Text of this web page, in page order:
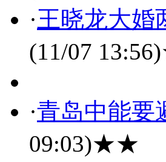
·王晓龙大婚
(11/07 13:56)
·青岛中能要
09:03)★★